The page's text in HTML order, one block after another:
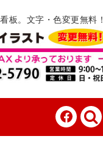
板。文字・色変更無料！